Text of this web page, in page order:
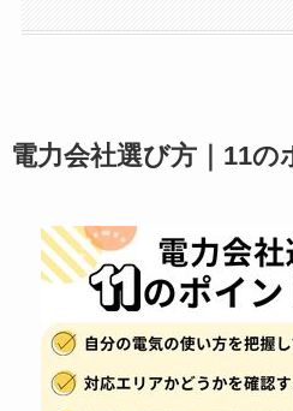
電力会社選び方｜11の